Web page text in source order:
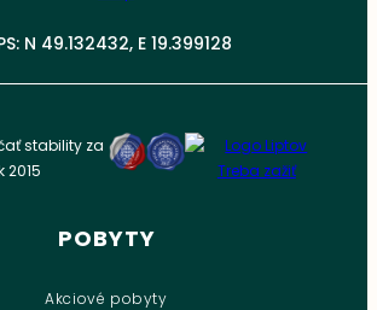
N 49.132432, E 19.399128
POBYTY
Akciové pobyty